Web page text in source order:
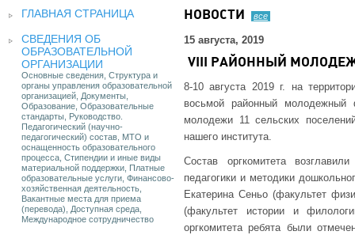
ГЛАВНАЯ СТРАНИЦА
СВЕДЕНИЯ ОБ
ОБРАЗОВАТЕЛЬНОЙ
ОРГАНИЗАЦИИ
Основные сведения, Структура и
органы управления образовательной
организацией, Документы,
Образование, Образовательные
стандарты, Руководство.
Педагогический (научно-
педагогический) состав, МТО и
оснащенность образовательного
процесса, Стипендии и иные виды
материальной поддержки, Платные
образовательные услуги, Финансово-
хозяйственная деятельность,
Вакантные места для приема
(перевода), Доступная среда,
Международное сотрудничество
НОВОСТИ все
15 августа, 2019
VIII РАЙОННЫЙ
8-10 августа 2019 г. на
восьмой районный молодежный
молодежи 11 сельских
нашего института.
Состав оргкомитета
педагогики и методики
Екатерина Сеньо (факультет
(факультет истории и
оргкомитета ребята были